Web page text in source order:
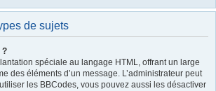
de sujets
?
spéciale au langage HTML, offrant un large
des éléments d’un message. L’administrateur peut
les BBCodes, vous pouvez aussi les désactiver